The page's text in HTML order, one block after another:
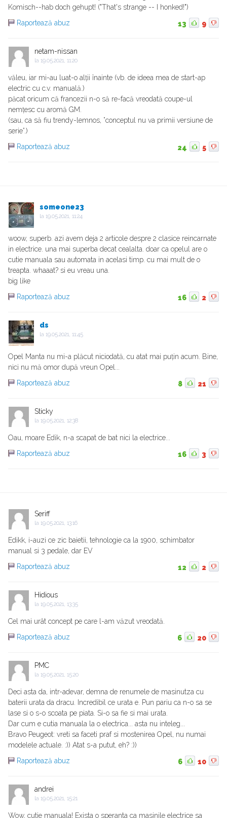
Komisch--hab doch gehupt! ("That's strange -- I honked!")
Raportează abuz
13 9
netam-nissan
la 19.05.2021, 11:20
văleu, iar mi-au luat-o alții înainte (vb. de ideea mea de start-ap
electric cu c.v. manuală.)
păcat oricum că francezii n-o să re-facă vreodată coupe-ul
nemțesc cu aromă GM.
(sau, ca să fiu trendy-lemnos, ”conceptul nu va primii versiune de
serie”.)
Raportează abuz
24 5
someone23
la 19.05.2021, 11:24
woow, superb. azi avem deja 2 articole despre 2 clasice reincarnate
in electrice. una mai superba decat cealalta. doar ca opelul are o
cutie manuala sau automata in acelasi timp. cu mai mult de o
treapta. whaaat? si eu vreau una.
big like
Raportează abuz
16 2
ds
la 19.05.2021, 11:45
Opel Manta nu mi-a plăcut niciodată, cu atat mai puțin acum. Bine,
nici nu mă omor după vreun Opel...
Raportează abuz
8 21
Sticky
la 19.05.2021, 12:38
Oau, moare Edik, n-a scapat de bat nici la electrice...
Raportează abuz
16 3
Seriff
la 19.05.2021, 13:16
Edikk, i-auzi ce zic baietii, tehnologie ca la 1900, schimbator
manual si 3 pedale, dar EV
Raportează abuz
12 2
Hidious
la 19.05.2021, 13:35
Cel mai urât concept pe care l-am văzut vreodată.
Raportează abuz
6 20
PMC
la 19.05.2021, 15:20
Deci asta da, intr-adevar, demna de renumele de masinutza cu
baterii urata da dracu. Incredibil ce urata e. Pun pariu ca n-o sa se
lase si o s-o scoata pe piata. Si-o sa fie si mai urata.
Dar cum e cutia manuala la o electrica... asta nu inteleg...
Bravo Peugeot: vreti sa faceti praf si mostenirea Opel, nu numai
modelele actuale. :)) Atat s-a putut, eh? :))
Raportează abuz
6 10
andrei
la 19.05.2021, 15:21
Wow, cutie manuala! Exista o speranta ca masinile electrice sa